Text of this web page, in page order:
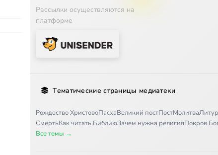
Рассылки осуществляются на
платформе
Тематические страницы медиатеки
Рождество ХристовоПасхаВеликий постПостМолитва
СмертьКак читать БиблиюЗачем нужна религияПокров
Все темы →